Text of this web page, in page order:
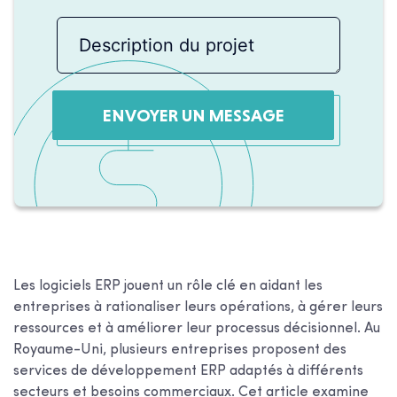
ENVOYER UN MESSAGE
Les logiciels ERP jouent un rôle clé en aidant les
entreprises à rationaliser leurs opérations, à gérer leurs
ressources et à améliorer leur processus décisionnel. Au
Royaume-Uni, plusieurs entreprises proposent des
services de développement ERP adaptés à différents
secteurs et besoins commerciaux. Cet article examine